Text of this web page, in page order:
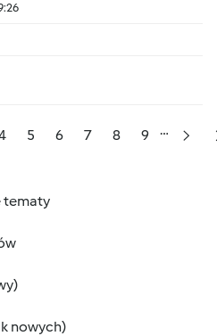
Strona
5 Strona
6 Strona
7 Strona
8 Strona
9 …
tematy
nowych)